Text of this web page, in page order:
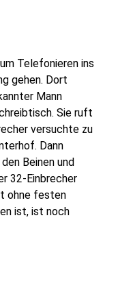
Telefonieren ins
gehen. Dort
Mann
Sie ruft
versuchte zu
Dann
Beinen und
32-Einbrecher
ohne festen
ist, ist noch